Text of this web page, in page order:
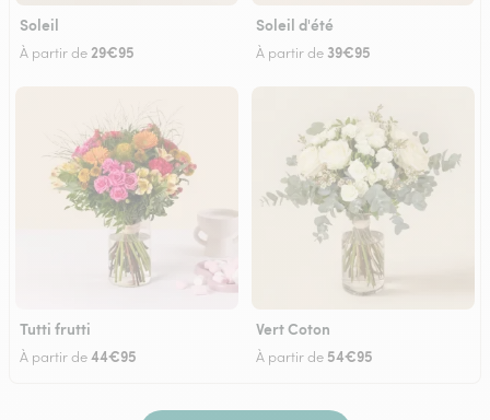
Soleil
À partir de 29€95
Soleil d'été
À partir de 39€95
Tutti frutti
À partir de44€95
Vert Coton
À partir de 54€95